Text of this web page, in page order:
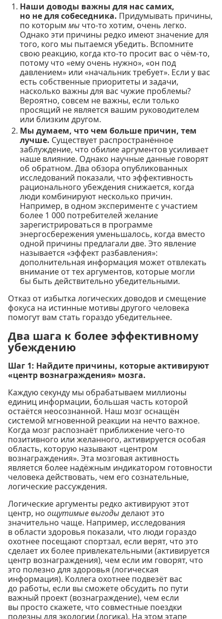
Наши доводы важны для нас самих,
но не для собеседника. Придумывать причины,
по которым мы что-то хотим, очень легко.
Однако эти причины редко имеют значение для
того, кого мы пытаемся убедить. Вспомните
свою реакцию, когда кто-то просит вас о чём-то,
потому что «ему очень нужно», «он под
давлением» или «начальник требует». Если у вас
есть собственные приоритеты и задачи,
насколько важны для вас чужие проблемы?
Вероятно, совсем не важны, если только
просящий не является вашим руководителем
или близким другом.
Мы думаем, что чем больше причин, тем
лучше. Существует распространённое
заблуждение, что обилие аргументов усиливает
наше влияние. Однако научные данные говорят
об обратном. Два обзора опубликованных
исследований показали, что эффективность
рационального убеждения снижается, когда
люди комбинируют несколько причин.
Например, в одном эксперименте с участием
более 1 000 потребителей желание
зарегистрироваться в программе
энергосбережения уменьшалось, когда вместо
одной причины предлагали две. Это явление
называется «эффект разбавления»:
дополнительная информация может отвлекать
внимание от тех аргументов, которые могли
бы быть действительно убедительными.
Отказ от избытка логических доводов и смещение
фокуса на истинные мотивы другого человека
помогут вам стать гораздо убедительнее.
Два шага к более эффективному
убеждению
Шаг 1: Найдите причины, которые активируют
«центр вознаграждения» мозга.
Каждую секунду мы обрабатываем миллионы
единиц информации, большая часть которой
остаётся неосознанной. Наш мозг оснащён
системой мгновенной реакции на нечто важное.
Когда мозг распознаёт приближение чего-то
позитивного или желанного, активируется особая
область, которую называют «центром
вознаграждения». Эта мозговая активность
является более надёжным индикатором готовности
человека действовать, чем его сознательные,
логические рассуждения.
Логические аргументы редко активируют этот
центр, но ощутимые выгоды делают это
значительно чаще. Например, исследования
в области здоровья показали, что люди гораздо
охотнее посещают спортзал, если верят, что это
сделает их более привлекательными (активируется
центр вознаграждения), чем если им говорят, что
это полезно для здоровья (логическая
информация). Коллега охотнее подвезёт вас
до работы, если вы сможете обсудить по пути
важный проект (вознаграждение), чем если
вы просто скажете, что совместные поездки
полезны для экологии (логика). На этом этапе